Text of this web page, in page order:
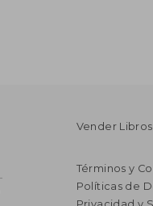
Vender
Términos y
Políticas de